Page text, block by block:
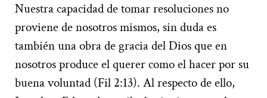
Nuestra capacidad de tomar resoluciones no
proviene de nosotros mismos, sin duda es
también una obra de gracia del Dios que en
nosotros produce el querer como el hacer por su
buena voluntad (Fil 2:13). Al respecto de ello,